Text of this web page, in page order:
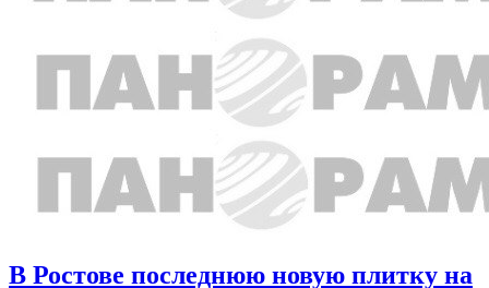
В Ростове последнюю новую плитку на